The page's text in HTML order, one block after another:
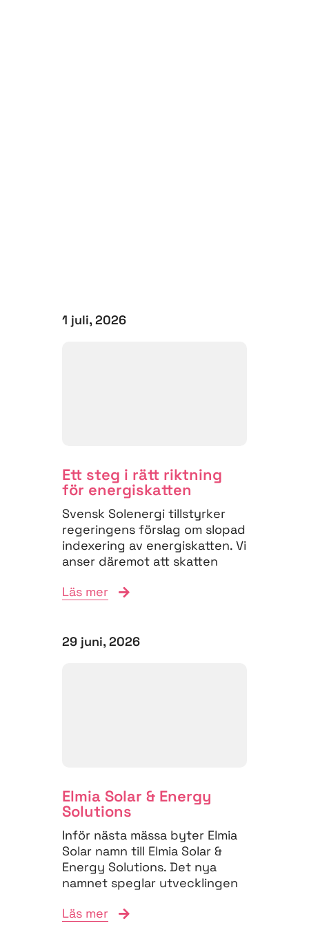
1 juli, 2026
Ett steg i rätt riktning
för energiskatten
Svensk Solenergi tillstyrker
regeringens förslag om slopad
indexering av energiskatten. Vi
anser däremot att skatten
att...
Läs mer
29 juni, 2026
Elmia Solar & Energy
Solutions
Inför nästa mässa byter Elmia
Solar namn till Elmia Solar &
Energy Solutions. Det nya
namnet speglar utvecklingen
Läs mer